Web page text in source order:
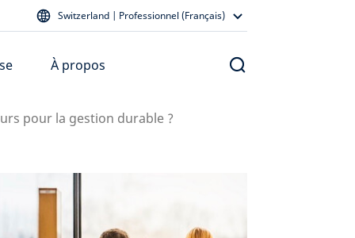
Switzerland | Professionnel (Français)
À propos
pour la gestion durable ?